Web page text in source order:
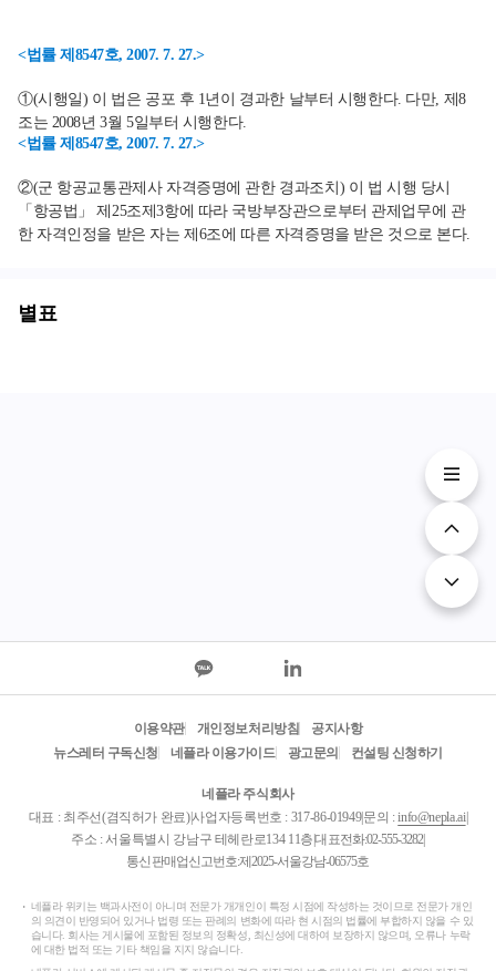
<법률 제8547호, 2007. 7. 27.>
①(시행일) 이 법은 공포 후 1년이 경과한 날부터 시행한다. 다만, 제8
조는 2008년 3월 5일부터 시행한다.
<법률 제8547호, 2007. 7. 27.>
②(군 항공교통관제사 자격증명에 관한 경과조치) 이 법 시행 당시
「항공법」 제25조제3항에 따라 국방부장관으로부터 관제업무에 관
한 자격인정을 받은 자는 제6조에 따른 자격증명을 받은 것으로 본다.
별표
이용약관 개인정보처리방침
공지사항
뉴스레터 구독신청
네플라 이용가이드 광고문의 컨설팅 신청하기
네플라 주식회사
대표 : 최주선(겸직허가 완료)|사업자등록번호 : 317-86-01949|문의 :info@nepla.ai|
주소 : 서울특별시 강남구 테헤란로134 11층|대표전화:02-555-3282|
통신판매업신고번호:제2025-서울강남-06575호
네플라 위키는 백과사전이 아니며 전문가 개개인이 특정 시점에 작성하는 것이므로 전문가 개인
의 의견이 반영되어 있거나 법령 또는 판례의 변화에 따라 현 시점의 법률에 부합하지 않을 수 있
습니다. 회사는 게시물에 포함된 정보의 정확성, 최신성에 대하여 보장하지 않으며, 오류나 누락
에 대한 법적 또는 기타 책임을 지지 않습니다.